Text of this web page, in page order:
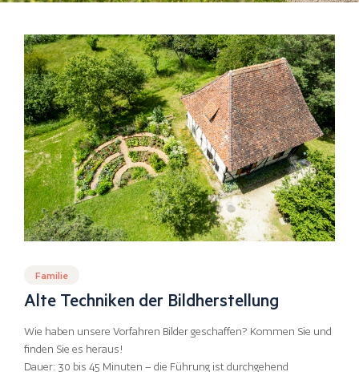
Familie
Alte Techniken der Bildherstellung
Wie haben unsere Vorfahren Bilder geschaffen? Kommen Sie und
finden Sie es heraus!
Dauer: 30 bis 45 Minuten – die Führung ist durchgehend